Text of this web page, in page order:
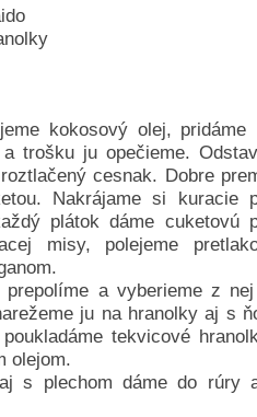
kokosový olej, pridáme
trošku ju opečieme.
cesnak. Dobre
Nakrájame si kuracie
plátok dáme cuketovú
misy, polejeme
prepolíme a vyberieme z
ju na hranolky aj s
tekvicové
olejom.
s plechom dáme do rúry